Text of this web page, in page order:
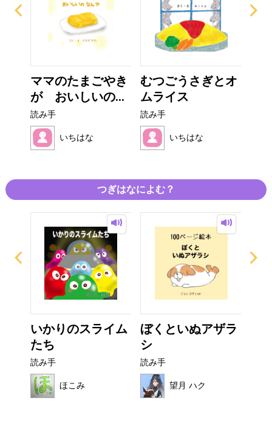
ママのたまごやき
が おいしいの...
読み手
いちはな♩
むつごうさぎとオ
ムライス
読み手
いちはな♩
つぎはなによむ？
いかりのスライム
たち
読み手
ほこみ
ぼくといぬアザラ
シ
読み手
望月 ハク